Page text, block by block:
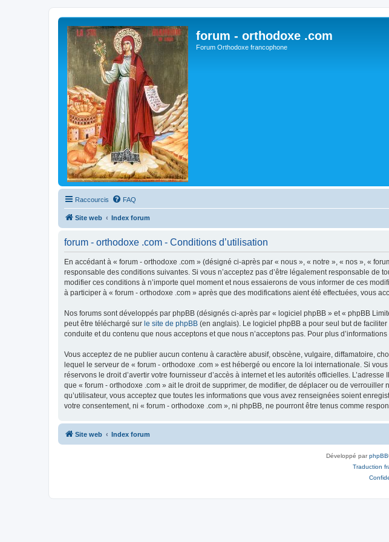
forum - orthodoxe .com
Forum Orthodoxe francophone
Raccourcis FAQ
Site web Index forum
forum - orthodoxe .com - Conditions d’utilisation
En accédant à « forum - orthodoxe .com » (désigné ci-après par « nous », « notre », « nos », «
responsable des conditions suivantes. Si vous n’acceptez pas d’être légalement responsable
modifier ces conditions à n’importe quel moment et nous essaierons de vous informer de ces
à participer à « forum - orthodoxe .com » après que des modifications aient été effectuées, vous
Nos forums sont développés par phpBB (désignés ci-après par « logiciel phpBB » et « phpBB
peut être téléchargé sur le site de phpBB (en anglais). Le logiciel phpBB a pour seul but de
conduite et du contenu que nous acceptons et que nous n’acceptons pas. Pour plus
Vous acceptez de ne publier aucun contenu à caractère abusif, obscène, vulgaire, diffamatoire,
lequel le serveur de « forum - orthodoxe .com » est hébergé ou encore la loi internationale. Si
réservons le droit d’avertir votre fournisseur d’accès à internet et les autorités officielles.
que « forum - orthodoxe .com » ait le droit de supprimer, de modifier, de déplacer ou de
qu’utilisateur, vous acceptez que toutes les informations que vous avez renseignées soient
votre consentement, ni « forum - orthodoxe .com », ni phpBB, ne pourront être tenus comme
Site web Index forum
Développé parphpBB
Traduction